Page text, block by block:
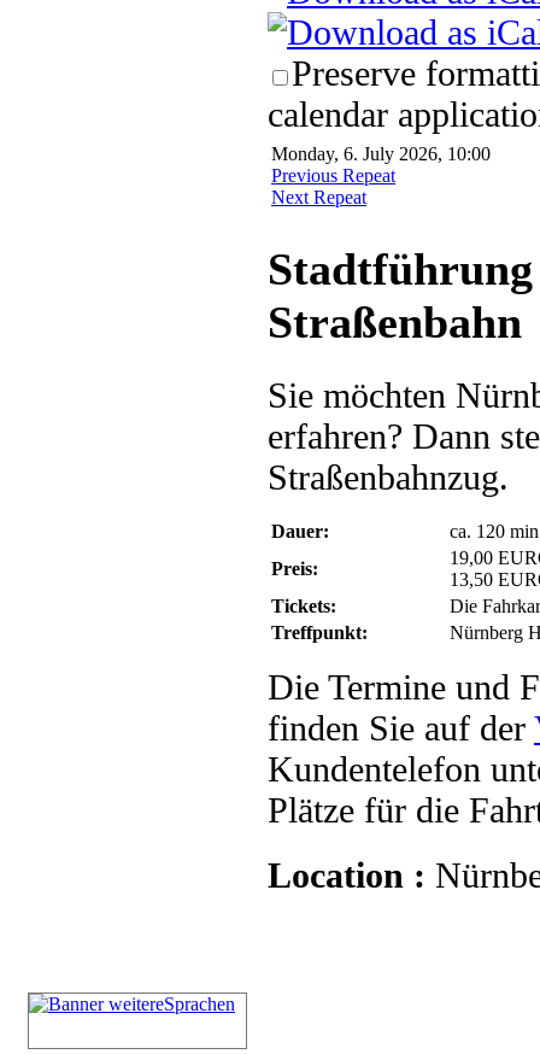
Preserve
calendar
Monday, 6. July 2026, 10:00
Previous Repeat
Next Repeat
Straßenbahn
Sie möchten
erfahren? Dann
Straßenbahnzug.
Dauer:
ca. 120 min
Preis:
19,00
13,50
Tickets:
Die
Treffpunkt:
Nürnberg
Die Termine und
finden Sie auf der
Kundentelefon
Plätze für die
Location :